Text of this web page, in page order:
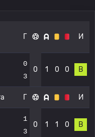
Г И
0
3
0 1 0 0 В
Г И
1
3
0 1 1 0 В